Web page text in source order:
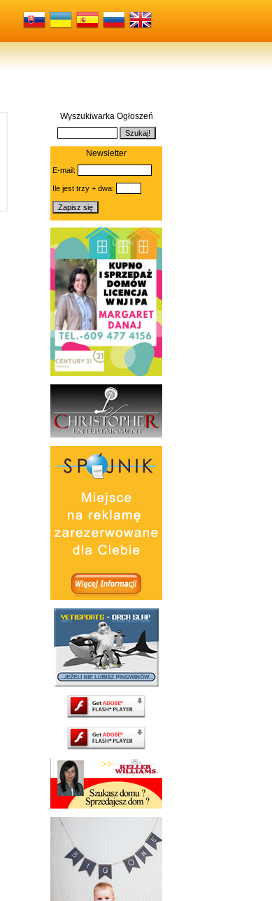
Wyszukiwarka Ogłoszeń
Newsletter
E-mail:
Ile jest trzy + dwa: